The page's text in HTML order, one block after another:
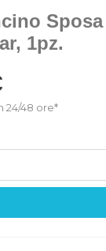
Sposa
1pz.
24/48 ore*